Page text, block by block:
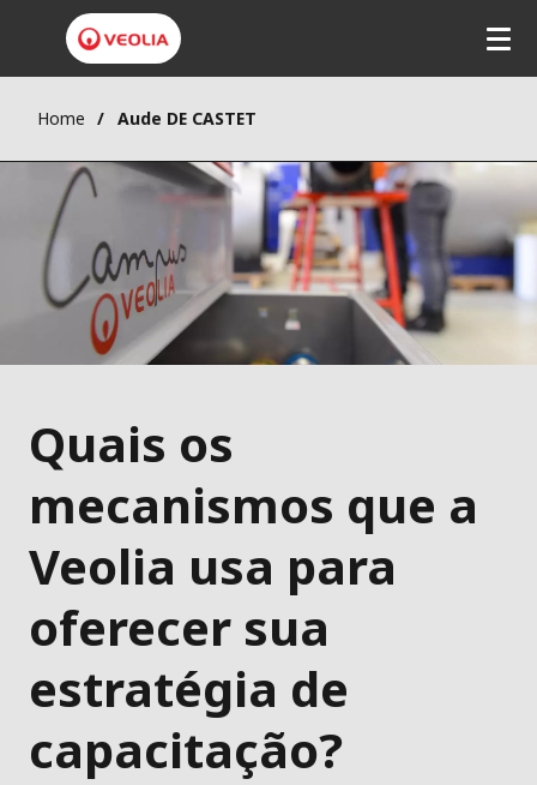
Home Aude DE CASTET
Quais os
mecanismos que a
Veolia usa para
oferecer sua
estratégia de
capacitação?